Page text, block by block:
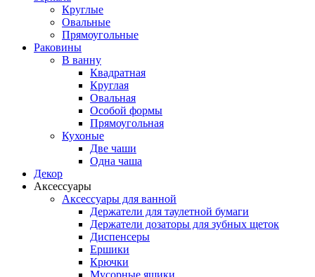
Круглые
Овальные
Прямоугольные
Раковины
В ванну
Квадратная
Круглая
Овальная
Особой формы
Прямоугольная
Кухоные
Две чаши
Одна чаша
Декор
Аксессуары
Аксессуары для ванной
Держатели для таулетной бумаги
Держатели дозаторы для зубных щеток
Диспенсеры
Ершики
Крючки
Мусорные ящики